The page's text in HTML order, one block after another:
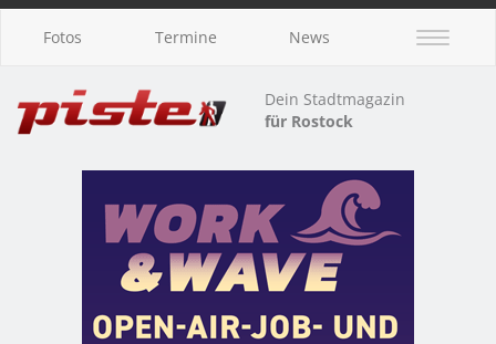
Fotos Termine News
Dein Stadtmagazin
für Rostock